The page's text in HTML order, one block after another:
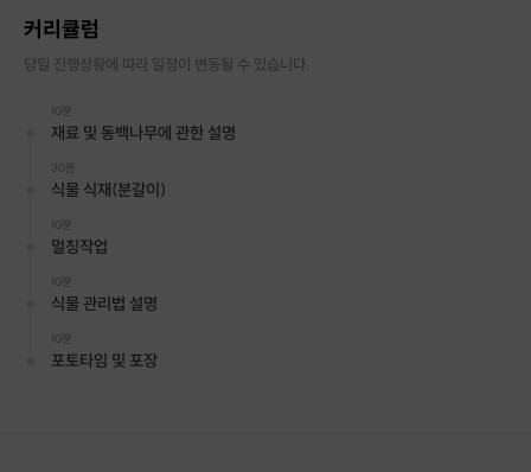
커리큘럼
당일 진행상황에 따라 일정이 변동될 수 있습니다.
10분
재료 및 동백나무에 관한 설명
30분
식물 식재(분갈이)
10분
멀칭작업
10분
식물 관리법 설명
10분
포토타임 및 포장